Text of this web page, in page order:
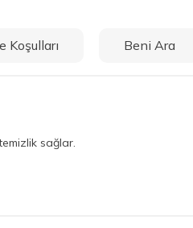
Koşulları Beni Ara
sağlar.